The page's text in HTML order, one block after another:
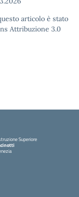
articolo è stato
Attribuzione 3.0
Superiore